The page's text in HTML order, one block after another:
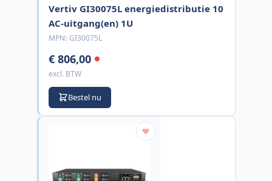
Vertiv GI30075L energiedistributie 10
AC-uitgang(en) 1U
MPN: GI30075L
€ 806,00
excl. BTW
Bestel nu